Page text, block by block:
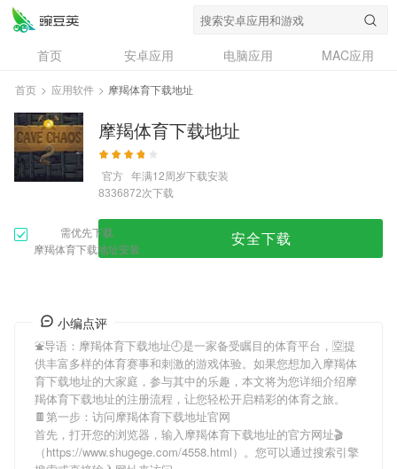
首页 安卓应用 电脑应用
MAC应用
资讯
专题
问答
首页 > 应用软件 > 摩羯体育下载地址
摩羯体育下载地址
官方 年满12周岁下载安装
8336872次下载
需优先下载
摩羯体育下载地址安装
安全下载
小编点评
⛲导语： 摩羯体育下载地址🕘是一家备受瞩目的体育平台，🈳提
供丰富多样的体育赛事和刺激的游戏体验。如果您想加入摩羯体
育下载地址的大家庭，参与其中的乐趣，本文将为您详细介绍摩
羯体育下载地址的注册流程，让您轻松开启精彩的体育之旅。
🍫第一步：访问摩羯体育下载地址官网
首先，打开您的浏览器，输入摩羯体育下载地址的官方网址🎬
（https://www.shugege.com/4558.html）。您可以通过搜索引擎